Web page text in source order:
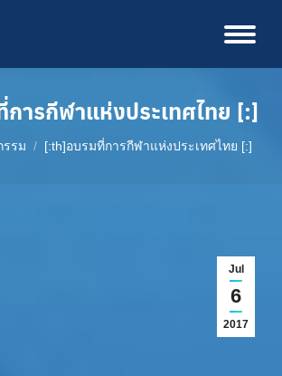
ารกีฬาแห่งประเทศไทย [:]
รรม [:th]อบรมที่การกีฬาแห่งประเทศไทย [:]
Jul
6
2017